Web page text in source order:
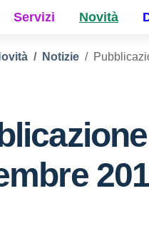
Servizi Novità
Notizie